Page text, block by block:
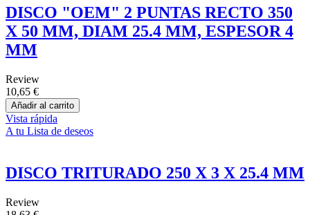
DISCO "OEM" 2 PUNTAS RECTO 350
X 50 MM, DIAM 25.4 MM, ESPESOR 4
MM
Review
10,65 €
Añadir al carrito
Vista rápida
A tu Lista de deseos
DISCO TRITURADO 250 X 3 X 25.4 MM
Review